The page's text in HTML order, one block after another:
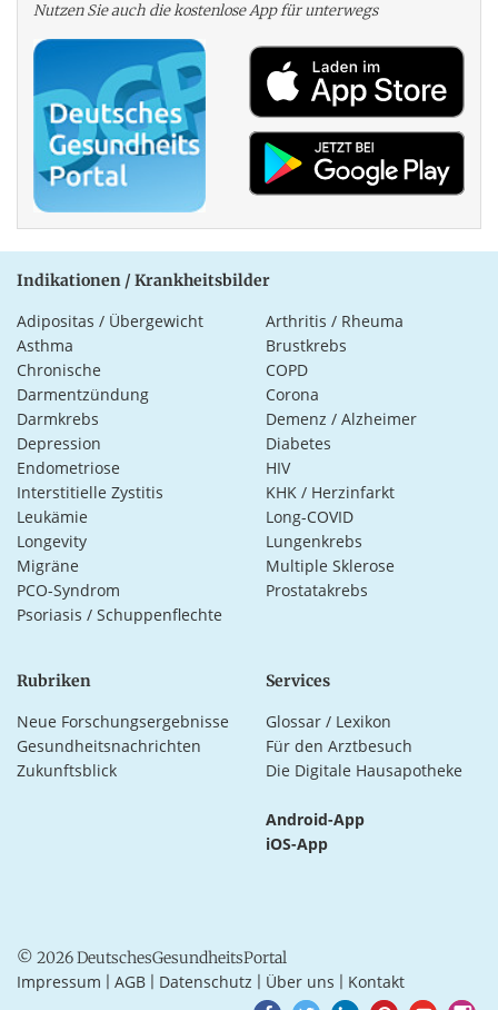
Nutzen Sie auch die kosten­lose App für unterwegs
Indikationen / Krankheitsbilder
Adipositas / Übergewicht
Arthritis / Rheuma
Asthma
Brustkrebs
Chronische
Darmentzündung
COPD
Corona
Darmkrebs
Demenz / Alzheimer
Depression
Diabetes
Endometriose
HIV
Interstitielle Zystitis
KHK / Herzinfarkt
Leukämie
Long-COVID
Longevity
Lungenkrebs
Migräne
Multiple Sklerose
PCO-Syndrom
Prostatakrebs
Psoriasis / Schuppenflechte
Rubriken
Neue Forschungsergebnisse
Gesundheitsnachrichten
Zukunftsblick
Services
Glossar / Lexikon
Für den Arztbesuch
Die Digitale Hausapotheke
Android-App
iOS-App
© 2026 DeutschesGesundheitsPortal
Impressum AGB Datenschutz Über uns Kontakt